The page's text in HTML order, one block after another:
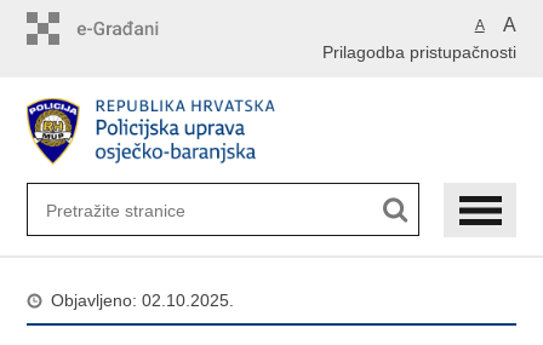
A A
Prilagodba pristupačnosti
Objavljeno: 02.10.2025.